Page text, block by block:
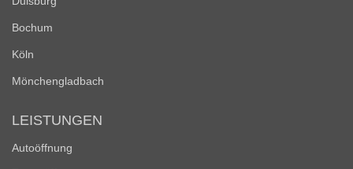
Bochum
Köln
Mönchengladbach
LEISTUNGEN
Autoöffnung